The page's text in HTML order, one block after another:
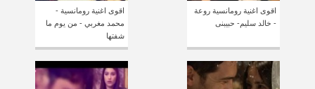
اقوى اغنية رومانسية روعة
- خالد سليم- حبيبنى
اقوى اغنية رومانسية -
محمد مغربي - من يوم ما
شفتها